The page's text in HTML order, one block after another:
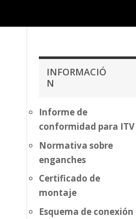
INFORMACIÓ
N
Informe de
conformidad para ITV
Normativa sobre
enganches
Certificado de
montaje
Esquema de conexión